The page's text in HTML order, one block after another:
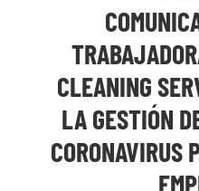
CLEANING
LA GESTIÓN
CORONAVIRUS